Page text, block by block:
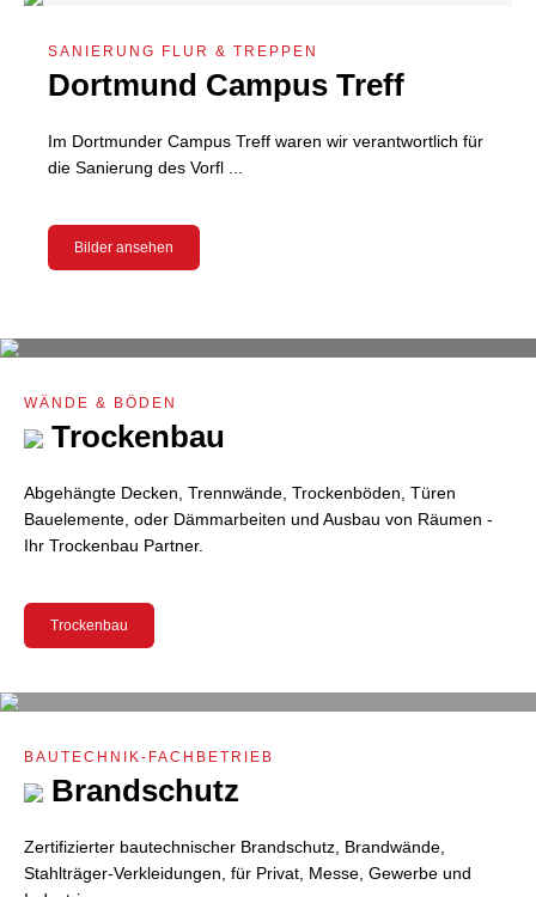
SANIERUNG FLUR & TREPPEN
Dortmund Campus Treff
Im Dortmunder Campus Treff waren wir verantwortlich für
die Sanierung des Vorfl ...
Bilder ansehen
WÄNDE & BÖDEN
Trockenbau
Abgehängte Decken, Trennwände, Trockenböden, Türen
Bauelemente, oder Dämmarbeiten und Ausbau von Räumen -
Ihr Trockenbau Partner.
Trockenbau
BAUTECHNIK-FACHBETRIEB
Brandschutz
Zertifizierter bautechnischer Brandschutz, Brandwände,
Stahlträger-Verkleidungen, für Privat, Messe, Gewerbe und